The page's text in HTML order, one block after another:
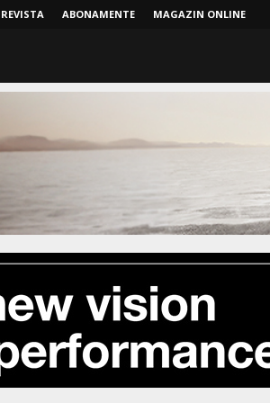
REVISTA ABONAMENTE MAGAZIN ONLINE